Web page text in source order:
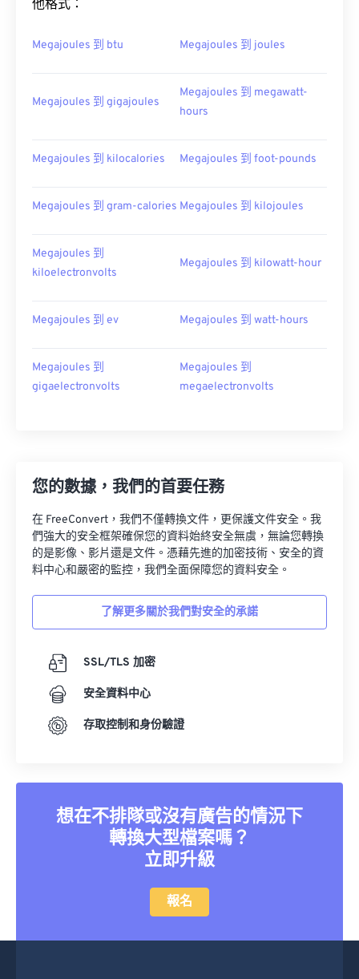
他格式：
Megajoules 到 btu Megajoules 到 joules
Megajoules 到 gigajoules
Megajoules 到 megawatt-
hours
Megajoules 到 kilocalories Megajoules 到 foot-pounds
Megajoules 到 gram-calories Megajoules 到 kilojoules
Megajoules 到
kiloelectronvolts
Megajoules 到 kilowatt-hour
Megajoules 到 ev Megajoules 到 watt-hours
Megajoules 到
gigaelectronvolts
Megajoules 到
megaelectronvolts
您的數據，我們的首要任務
在 FreeConvert，我們不僅轉換文件，更保護文件安全。我
們強大的安全框架確保您的資料始終安全無虞，無論您轉換
的是影像、影片還是文件。憑藉先進的加密技術、安全的資
料中心和嚴密的監控，我們全面保障您的資料安全。
了解更多關於我們對安全的承諾
SSL/TLS 加密
安全資料中心
存取控制和身份驗證
想在不排隊或沒有廣告的情況下
轉換大型檔案嗎？
立即升級
報名